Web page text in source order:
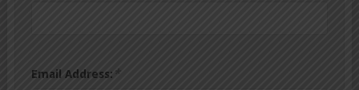
Email Address: *